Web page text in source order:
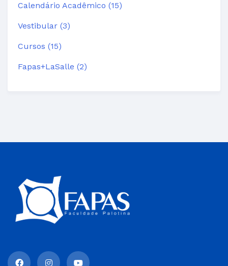
Calendário Acadêmico (15)
Vestibular (3)
Cursos (15)
Fapas+LaSalle (2)